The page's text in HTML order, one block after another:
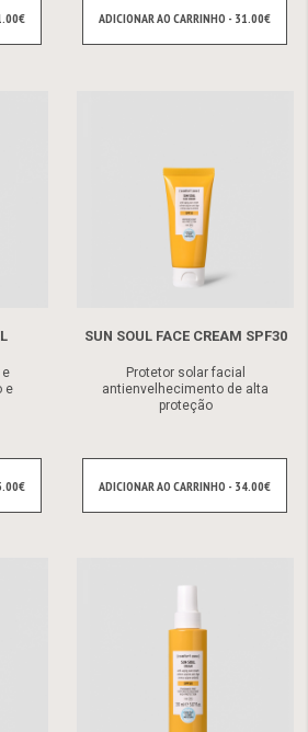
ADICIONAR AO CARRINHO - 31.00€
e
SUN SOUL FACE CREAM SPF30
Protetor solar facial
antienvelhecimento de alta
proteção
ADICIONAR AO CARRINHO - 34.00€